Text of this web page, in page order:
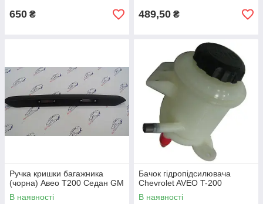
650 ₴ 489,50 ₴
Ручка кришки багажника
(чорна) Авео Т200 Седан GM
В наявності
Бачок гідропідсилювача
Chevrolet AVEO T-200
В наявності